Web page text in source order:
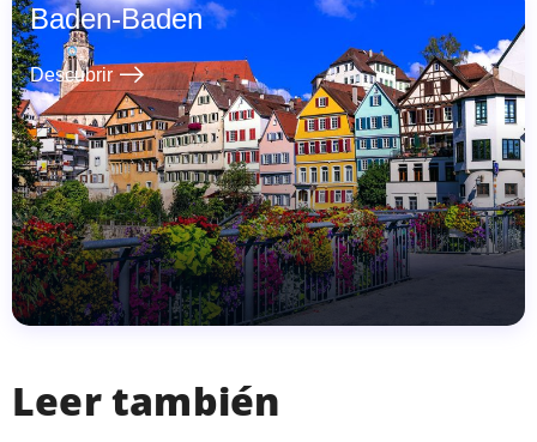
Baden-Baden
Descubrir east
Leer también